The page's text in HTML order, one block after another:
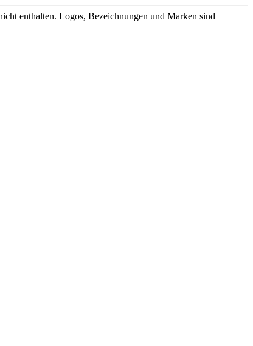
enthalten. Logos, Bezeichnungen und Marken sind